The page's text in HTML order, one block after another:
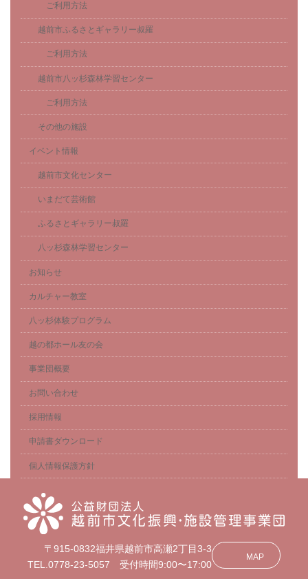
ご利用方法
越前市ふるさとギャラリー叔羅
ご利用方法
越前市八ッ杉森林学習センター
ご利用方法
その他の施設
イベント情報
越前市文化センター
いまだて芸術館
ふるさとギャラリー叔羅
八ッ杉森林学習センター
お知らせ
カルチャー教室
八ッ杉体験プログラム
越の都ホール友の会
事業団概要
お問い合わせ
採用情報
申請書ダウンロード
個人情報保護方針
〒915-0832福井県越前市高瀬2丁目3-3
TEL.0778-23-5057 受付時間9:00〜17:00
MAP